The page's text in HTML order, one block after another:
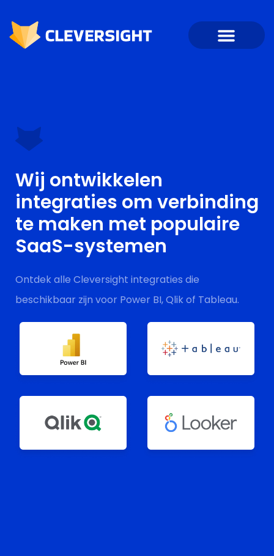
Wij ontwikkelen
integraties om verbinding
te maken met populaire
SaaS-systemen
Ontdek alle Cleversight integraties die
beschikbaar zijn voor Power BI, Qlik of Tableau.